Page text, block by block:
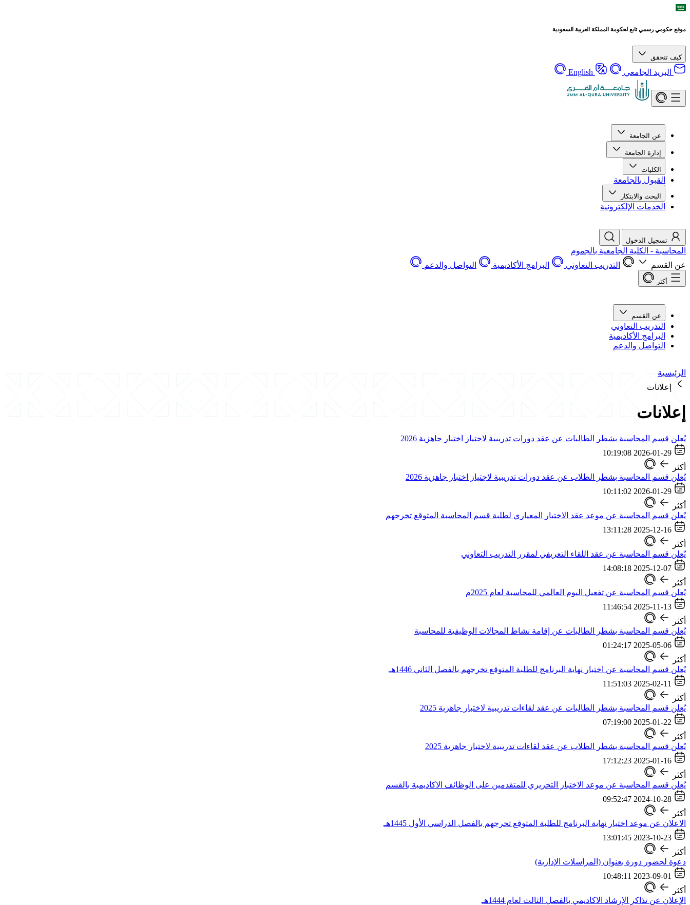
موقع حكومي رسمي تابع لحكومة المملكة العربية السعودية
كيف تتحقق
البريد الجامعي English
عن الجامعة
إدارة الجامعة
الكليات
القبول بالجامعة
البحث والابتكار
الخدمات الإلكترونية
تسجيل الدخول
المحاسبة - الكلية الجامعية بالجموم
عن القسم
التدريب التعاوني البرامج الأكاديمية التواصل والدعم
أكثر
عن القسم
التدريب التعاوني
البرامج الأكاديمية
التواصل والدعم
الرئيسية
إعلانات
إعلانات
يُعلن قسم المحاسبة بشطر الطالبات عن عقد دورات تدريبية لاجتياز اختبار جاهزية 2026
2026-01-29 10:19:08
أكثر
يُعلن قسم المحاسبة بشطر الطلاب عن عقد دورات تدريبية لاجتياز اختبار جاهزية 2026
2026-01-29 10:11:02
أكثر
يٌعلن قسم المحاسبة عن موعد عقد الاختبار المعياري لطلبة قسم المحاسبة المتوقع تخرجهم
2025-12-16 13:11:28
أكثر
يٌعلن قسم المحاسبة عن عقد اللقاء التعريفي لمقرر التدريب التعاوني
2025-12-07 14:08:18
أكثر
يُعلن قسم المحاسبة عن تفعيل اليوم العالمي للمحاسبة لعام 2025م
2025-11-13 11:46:54
أكثر
يُعلن قسم المحاسبة بشطر الطالبات عن إقامة نشاط المجالات الوظيفية للمحاسبة
2025-05-06 01:24:17
أكثر
يٌعلن قسم المحاسبة عن اختبار نهاية البرنامج للطلبة المتوقع تخرجهم بالفصل الثاني 1446هـ
2025-02-11 11:51:03
أكثر
يُعلن قسم المحاسبة بشطر الطالبات عن عقد لقاءات تدريبية لاختبار جاهزية 2025
2025-01-22 07:19:00
أكثر
يُعلن قسم المحاسبة بشطر الطلاب عن عقد لقاءات تدريبية لاختبار جاهزية 2025
2025-01-16 17:12:23
أكثر
يُعلن قسم المحاسبة عن موعد الاختبار التحريري للمتقدمين على الوظائف الاكاديمية بالقسم
2024-10-28 09:52:47
أكثر
الاعلان عن موعد اختبار نهاية البرنامج للطلبة المتوقع تخرجهم بالفصل الدراسي الأول 1445هـ
2023-10-23 13:01:45
أكثر
دعوة لحضور دورة بعنوان (المراسلات الإدارية)
2023-09-01 10:48:11
أكثر
الإعلان عن تذاكر الإرشاد الاكاديمي بالفصل الثالث لعام 1444هـ